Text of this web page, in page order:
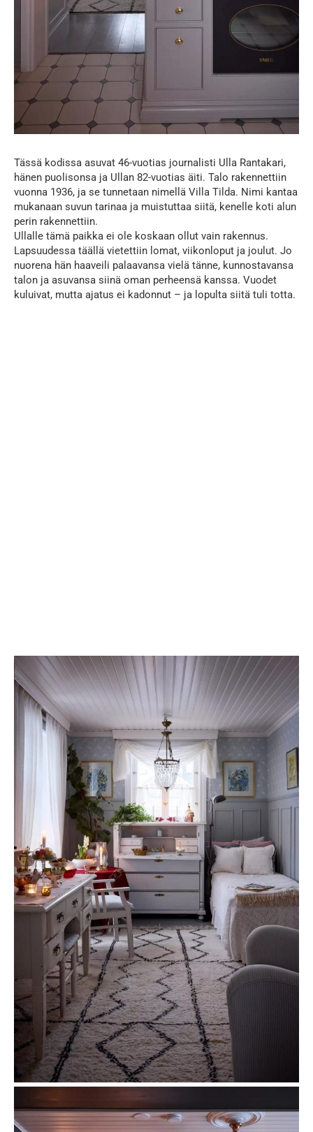
Tässä kodissa asuvat 46-vuotias journalisti Ulla Rantakari,
hänen puolisonsa ja Ullan 82-vuotias äiti. Talo rakennettiin
vuonna 1936, ja se tunnetaan nimellä Villa Tilda. Nimi kantaa
mukanaan suvun tarinaa ja muistuttaa siitä, kenelle koti alun
perin rakennettiin.
Ullalle tämä paikka ei ole koskaan ollut vain rakennus.
Lapsuudessa täällä vietettiin lomat, viikonloput ja joulut. Jo
nuorena hän haaveili palaavansa vielä tänne, kunnostavansa
talon ja asuvansa siinä oman perheensä kanssa. Vuodet
kuluivat, mutta ajatus ei kadonnut – ja lopulta siitä tuli totta.